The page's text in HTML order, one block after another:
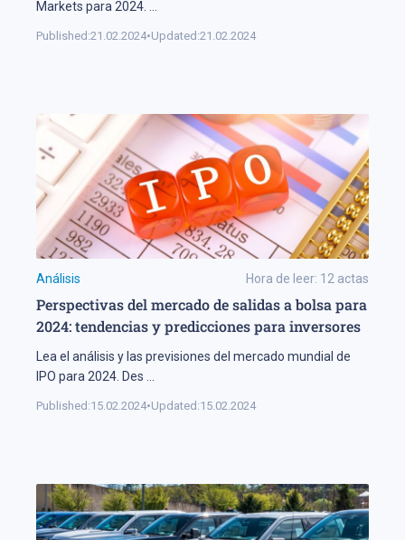
Markets para 2024.
Published:21.02.2024•Updated:21.02.2024
Análisis Hora de leer: 12 actas
Perspectivas del mercado de salidas a bolsa para
2024: tendencias y predicciones para inversores
Lea el análisis y las previsiones del mercado mundial de
IPO para 2024. Des
Published:15.02.2024•Updated:15.02.2024